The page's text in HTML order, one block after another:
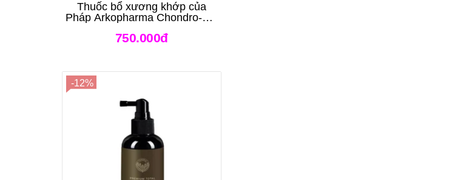
Thuốc bổ xương khớp của
Pháp Arkopharma Chondro-Aid
750.000đ
-12%